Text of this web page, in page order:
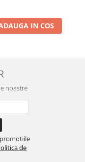
IN COS
noastre
de